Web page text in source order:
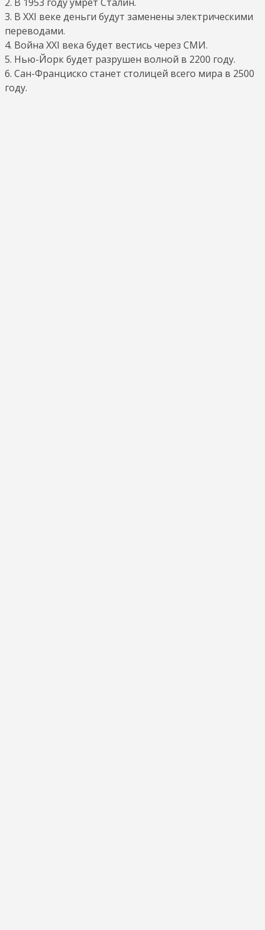
3. В XXI веке деньги будут заменены электрическими
переводами.
4. Война XXI века будет вестись через СМИ.
5. Нью-Йорк будет разрушен волной в 2200 году.
6. Сан-Франциско станет столицей всего мира в 2500
году.